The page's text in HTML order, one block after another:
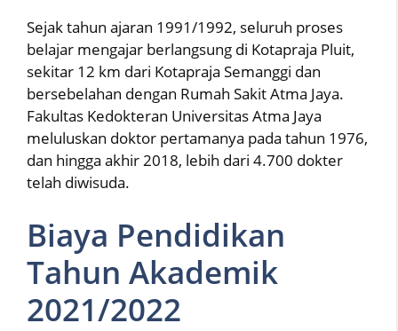
Sejak tahun ajaran 1991/1992, seluruh proses
belajar mengajar berlangsung di Kotapraja Pluit,
sekitar 12 km dari Kotapraja Semanggi dan
bersebelahan dengan Rumah Sakit Atma Jaya.
Fakultas Kedokteran Universitas Atma Jaya
meluluskan doktor pertamanya pada tahun 1976,
dan hingga akhir 2018, lebih dari 4.700 dokter
telah diwisuda.
Biaya Pendidikan
Tahun Akademik
2021/2022